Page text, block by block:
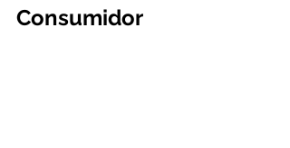
Consumidor